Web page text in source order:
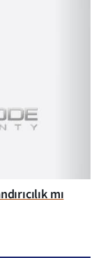
mı